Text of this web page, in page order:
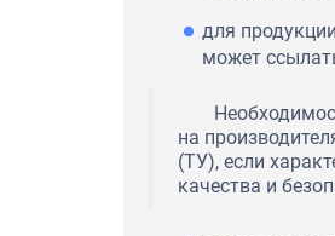
для
может
на
(ТУ), если
качества и